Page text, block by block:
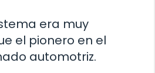
era muy
el pionero en el
automotriz.